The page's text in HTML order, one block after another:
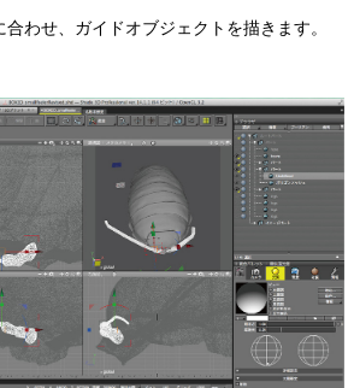
わせ、ガイドオブジェクトを描きます。